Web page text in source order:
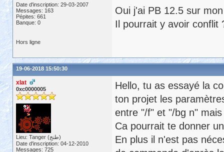
Date d'inscription: 29-03-2007
Messages: 163
Pépites: 661
Banque: 0
Oui j'ai PB 12.5 sur
Il pourrait y avoir conflit
Hors ligne
19-06-2018 15:50:30
xlat
0xc0000005
Lieu: Tanger (طنج)
Date d'inscription: 04-12-2010
Messages: 725
Hello, tu as essayé la
ton projet les
entre "/f" et "/bg n"
Ca pourrait te donner
En plus il n'est pas